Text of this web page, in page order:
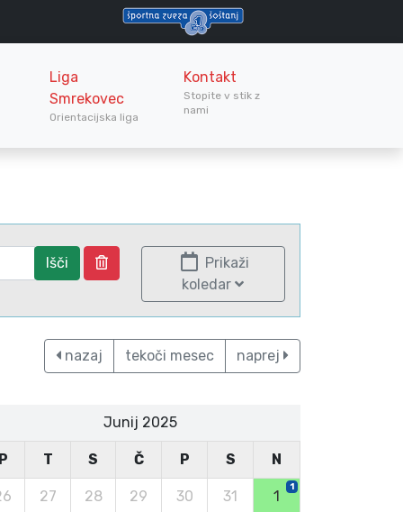
Liga
Smrekovec
Orientacijska liga
Kontakt
Stopite v stik z
nami
Išči
Prikaži
koledar
nazaj tekoči mesec naprej
Junij 2025
T S Č P S N
27 28 29 30 31 1
1